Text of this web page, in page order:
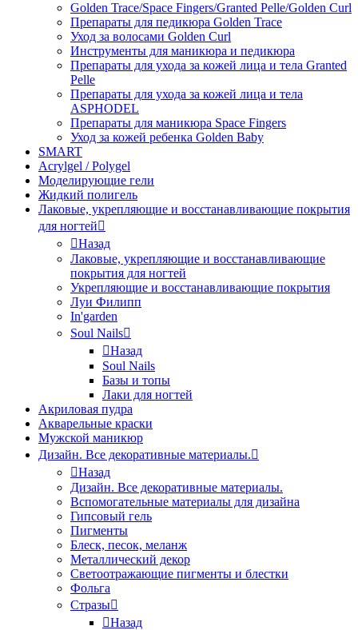
Golden Trace/Space Fingers/Granted Pelle/Golden Curl
Препараты для педикюра Golden Trace
Уход за волосами Golden Curl
Инструменты для маникюра и педикюра
Препараты для ухода за кожей лица и тела Granted
Pelle
Препараты для ухода за кожей лица и тела
ASPHODEL
Препараты для маникюра Space Fingers
Уход за кожей ребенка Golden Baby
SMART
Acrylgel / Polygel
Моделирующие гели
Жидкий полигель
Лаковые, укрепляющие и восстанавливающие покрытия
для ногтей
Назад
Лаковые, укрепляющие и восстанавливающие
покрытия для ногтей
Укрепляющие и восстанавливающие покрытия
Луи Филипп
In'garden
Soul Nails
Назад
Soul Nails
Базы и топы
Лаки для ногтей
Акриловая пудра
Акварельные краски
Мужской маникюр
Дизайн. Все декоративные материалы.
Назад
Дизайн. Все декоративные материалы.
Вспомогательные материалы для дизайна
Гипсовый гель
Пигменты
Блеск, песок, меланж
Металлический декор
Светоотражающие пигменты и блестки
Фольга
Стразы
Назад